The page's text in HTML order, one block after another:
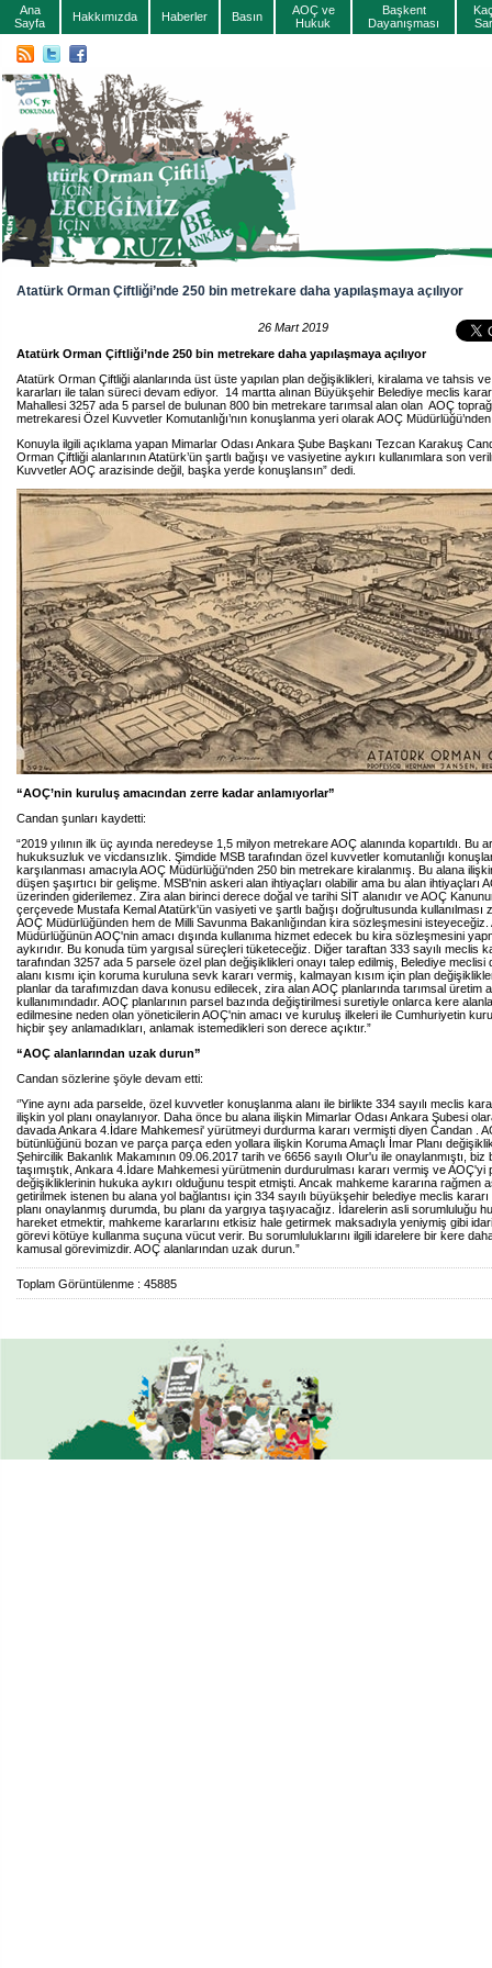
Ana
Sayfa
Hakkımızda Haberler Basın
AOÇ ve
Hukuk
Başkent
Dayanışması
Atatürk Orman Çiftliği’nde 250 bin metrekare daha yapılaşmaya açılıyor
26 Mart 2019
Atatürk Orman Çiftliği’nde 250 bin metrekare daha yapılaşmaya açılıyor
Atatürk Orman Çiftliği alanlarında üst üste yapılan plan değişiklikleri, kiralama ve tahsis
kararları ile talan süreci devam ediyor. 14 martta alınan Büyükşehir Belediye meclis
Mahallesi 3257 ada 5 parsel de bulunan 800 bin metrekare tarımsal alan olan AOÇ
metrekaresi Özel Kuvvetler Komutanlığı’nın konuşlanma yeri olarak AOÇ
Konuyla ilgili açıklama yapan Mimarlar Odası Ankara Şube Başkanı Tezcan Karakuş
Orman Çiftliği alanlarının Atatürk’ün şartlı bağışı ve vasiyetine aykırı kullanımlara son
Kuvvetler AOÇ arazisinde değil, başka yerde konuşlansın” dedi.
“AOÇ’nin kuruluş amacından zerre kadar anlamıyorlar”
Candan şunları kaydetti:
“2019 yılının ilk üç ayında neredeyse 1,5 milyon metrekare AOÇ alanında kopartıldı. Bu
hukuksuzluk ve vicdansızlık. Şimdide MSB tarafından özel kuvvetler komutanlığı
karşılanması amacıyla AOÇ Müdürlüğü'nden 250 bin metrekare kiralanmış. Bu alana
düşen şaşırtıcı bir gelişme. MSB'nin askeri alan ihtiyaçları olabilir ama bu alan ihtiyaçları
üzerinden giderilemez. Zira alan birinci derece doğal ve tarihi SİT alanıdır ve AOÇ
çerçevede Mustafa Kemal Atatürk'ün vasiyeti ve şartlı bağışı doğrultusunda kullanılması
AOÇ Müdürlüğünden hem de Milli Savunma Bakanlığından kira sözleşmesini isteyeceğiz.
Müdürlüğünün AOÇ'nin amacı dışında kullanıma hizmet edecek bu kira sözleşmesini
aykırıdır. Bu konuda tüm yargısal süreçleri tüketeceğiz. Diğer taraftan 333 sayılı meclis
tarafından 3257 ada 5 parsele özel plan değişiklikleri onayı talep edilmiş, Belediye meclisi
alanı kısmı için koruma kuruluna sevk kararı vermiş, kalmayan kısım için plan
planlar da tarafımızdan dava konusu edilecek, zira alan AOÇ planlarında tarımsal üretim
kullanımındadır. AOÇ planlarının parsel bazında değiştirilmesi suretiyle onlarca kere
edilmesine neden olan yöneticilerin AOÇ'nin amacı ve kuruluş ilkeleri ile Cumhuriyetin
hiçbir şey anlamadıkları, anlamak istemedikleri son derece açıktır.”
“AOÇ alanlarından uzak durun”
Candan sözlerine şöyle devam etti:
‘’Yine aynı ada parselde, özel kuvvetler konuşlanma alanı ile birlikte 334 sayılı meclis
ilişkin yol planı onaylanıyor. Daha önce bu alana ilişkin Mimarlar Odası Ankara Şubesi
davada Ankara 4.İdare Mahkemesi' yürütmeyi durdurma kararı vermişti diyen Candan .
bütünlüğünü bozan ve parça parça eden yollara ilişkin Koruma Amaçlı İmar Planı
Şehircilik Bakanlık Makamının 09.06.2017 tarih ve 6656 sayılı Olur'u ile onaylanmıştı, biz
taşımıştık, Ankara 4.İdare Mahkemesi yürütmenin durdurulması kararı vermiş ve AOÇ'yi
değişikliklerinin hukuka aykırı olduğunu tespit etmişti. Ancak mahkeme kararına rağmen
getirilmek istenen bu alana yol bağlantısı için 334 sayılı büyükşehir belediye meclis
planı onaylanmış durumda, bu planı da yargıya taşıyacağız. İdarelerin asli sorumluluğu
hareket etmektir, mahkeme kararlarını etkisiz hale getirmek maksadıyla yeniymiş gibi
görevi kötüye kullanma suçuna vücut verir. Bu sorumluluklarını ilgili idarelere bir kere
kamusal görevimizdir. AOÇ alanlarından uzak durun.”
Toplam Görüntülenme : 45885